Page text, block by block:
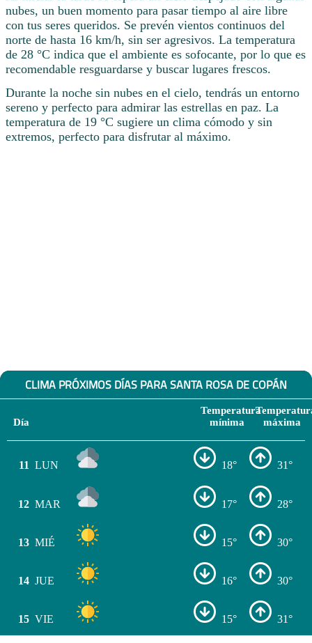
nubes, un buen momento para pasar tiempo al aire libre
con tus seres queridos. Se prevén vientos continuos del
norte de hasta 16 km/h, sin ser agresivos. La temperatura
de 28 °C indica que el ambiente es sofocante, por lo que es
recomendable resguardarse y buscar lugares frescos.
Durante la noche sin nubes en el cielo, tendrás un entorno
sereno y perfecto para admirar las estrellas en paz. La
temperatura de 19 °C sugiere un clima cómodo y sin
extremos, perfecto para disfrutar al máximo.
CLIMA PRÓXIMOS DÍAS PARA SANTA ROSA DE COPÁN
Día
Temperatura
mínima
máxima
11 LUN 18° 31°
12 MAR 17° 28°
13 MIÉ 15° 30°
14 JUE 16° 30°
15 VIE 15° 31°